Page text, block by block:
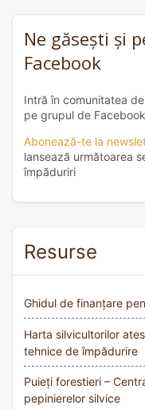
Ne găsești și
Facebook
Intră în comunitatea
pe grupul de Facebook
Abonează-te la
lansează următoarea
împăduriri
Resurse
Ghidul de finanțare
Harta silvicultorilor
tehnice de împădurire
Puieți forestieri –
pepinierelor silvice